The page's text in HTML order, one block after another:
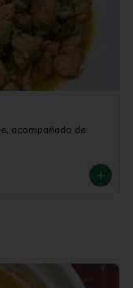
acompañado de